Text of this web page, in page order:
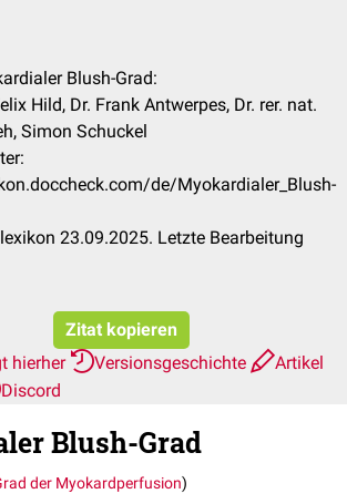
Blush-Grad:
Hild, Dr. Frank Antwerpes, Dr. rer. nat.
Simon Schuckel
de/Myokardialer_Blush-
23.09.2025. Letzte Bearbeitung
Zitat kopieren
hierher
Versionsgeschichte
Artikel
Discord
Blush-Grad
der Myokardperfusion)